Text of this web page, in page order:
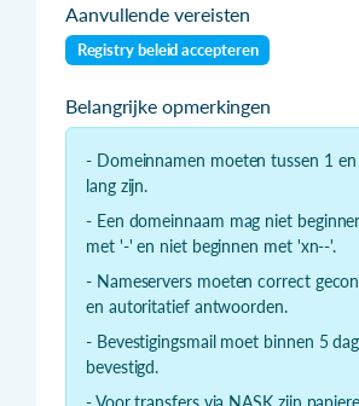
Aanvullende vereisten
Registry beleid accepteren
Belangrijke opmerkingen
- Domeinnamen moeten tussen 1
lang zijn.
- Een domeinnaam mag niet
met '-' en niet beginnen met 'xn--'.
- Nameservers moeten correct
en autoritatief antwoorden.
- Bevestigingsmail moet binnen 5
bevestigd.
- Voor transfers via NASK zijn